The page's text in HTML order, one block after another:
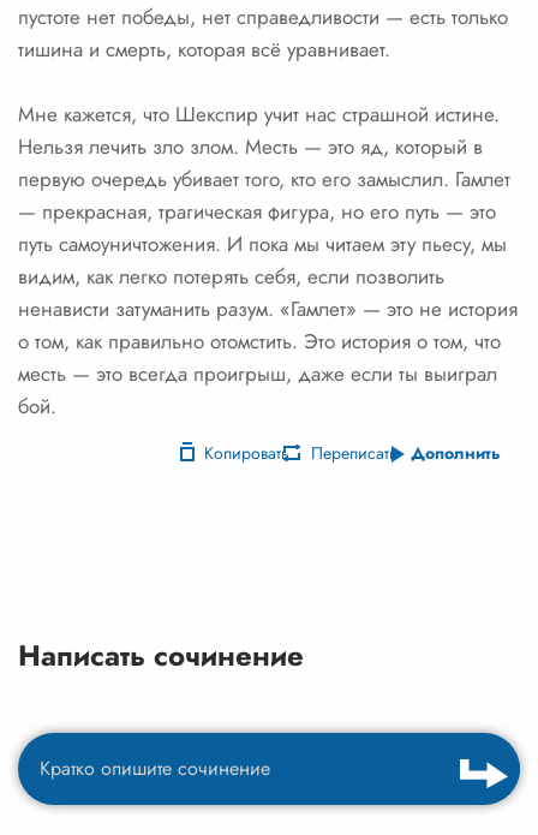
пустоте нет победы, нет справедливости — есть только
тишина и смерть, которая всё уравнивает.
Мне кажется, что Шекспир учит нас страшной истине.
Нельзя лечить зло злом. Месть — это яд, который в
первую очередь убивает того, кто его замыслил. Гамлет
— прекрасная, трагическая фигура, но его путь — это
путь самоуничтожения. И пока мы читаем эту пьесу, мы
видим, как легко потерять себя, если позволить
ненависти затуманить разум. «Гамлет» — это не история
о том, как правильно отомстить. Это история о том, что
месть — это всегда проигрыш, даже если ты выиграл
бой.
Копировать Переписать Дополнить
Написать сочинение